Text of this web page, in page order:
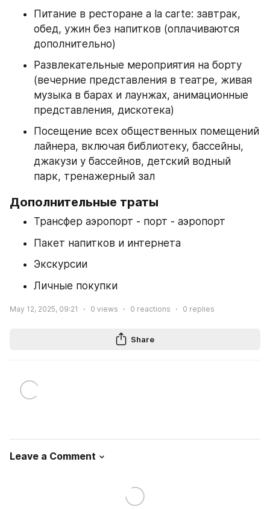
Питание в ресторане a la carte: завтрак,
обед, ужин без напитков (оплачиваются
дополнительно)
Развлекательные мероприятия на борту
(вечерние представления в театре, живая
музыка в барах и лаунжах, анимационные
представления, дискотека)
Посещение всех общественных помещений
лайнера, включая библиотеку, бассейны,
джакузи у бассейнов, детский водный
парк, тренажерный зал
Дополнительные траты
Трансфер аэропорт - порт - аэропорт
Пакет напитков и интернета
Экскурсии
Личные покупки
May 12, 2025, 09:21 0 views 0 reactions 0 replies
Share
Leave a Comment